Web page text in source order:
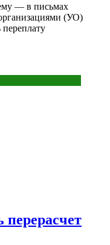
— в письмах
(УО)
перерасчет